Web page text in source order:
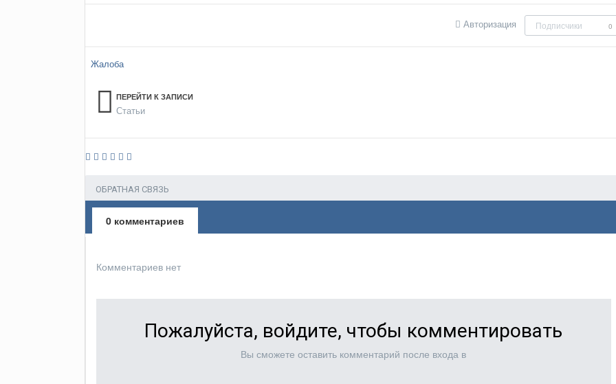
Авторизация Подписчики 0
Жалоба
ПЕРЕЙТИ К ЗАПИСИ
Статьи
ОБРАТНАЯ СВЯЗЬ
0 комментариев
Комментариев нет
Пожалуйста, войдите, чтобы комментировать
Вы сможете оставить комментарий после входа в